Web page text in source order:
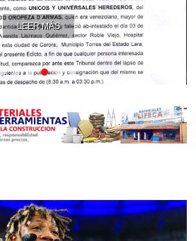
LEER MÁS